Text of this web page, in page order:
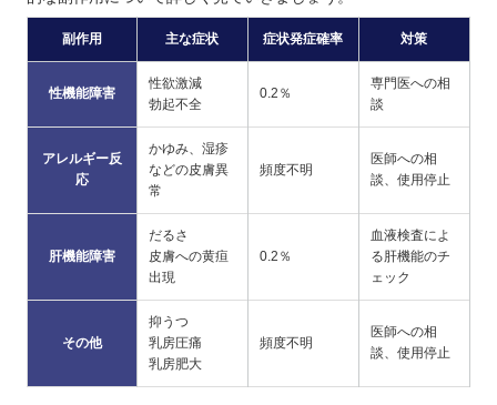
副作用 主な症状 症状発症確率 対策
性機能障害
性欲激減
勃起不全
0.2％
専門医への相
談
アレルギー反
応
かゆみ、湿疹
などの皮膚異
常
頻度不明
医師への相
談、使用停止
肝機能障害
だるさ
皮膚への黄疸
出現
0.2％
血液検査によ
る肝機能のチ
ェック
その他
抑うつ
乳房圧痛
乳房肥大
頻度不明
医師への相
談、使用停止